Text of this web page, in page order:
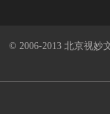
© 2006-2013 北京视妙